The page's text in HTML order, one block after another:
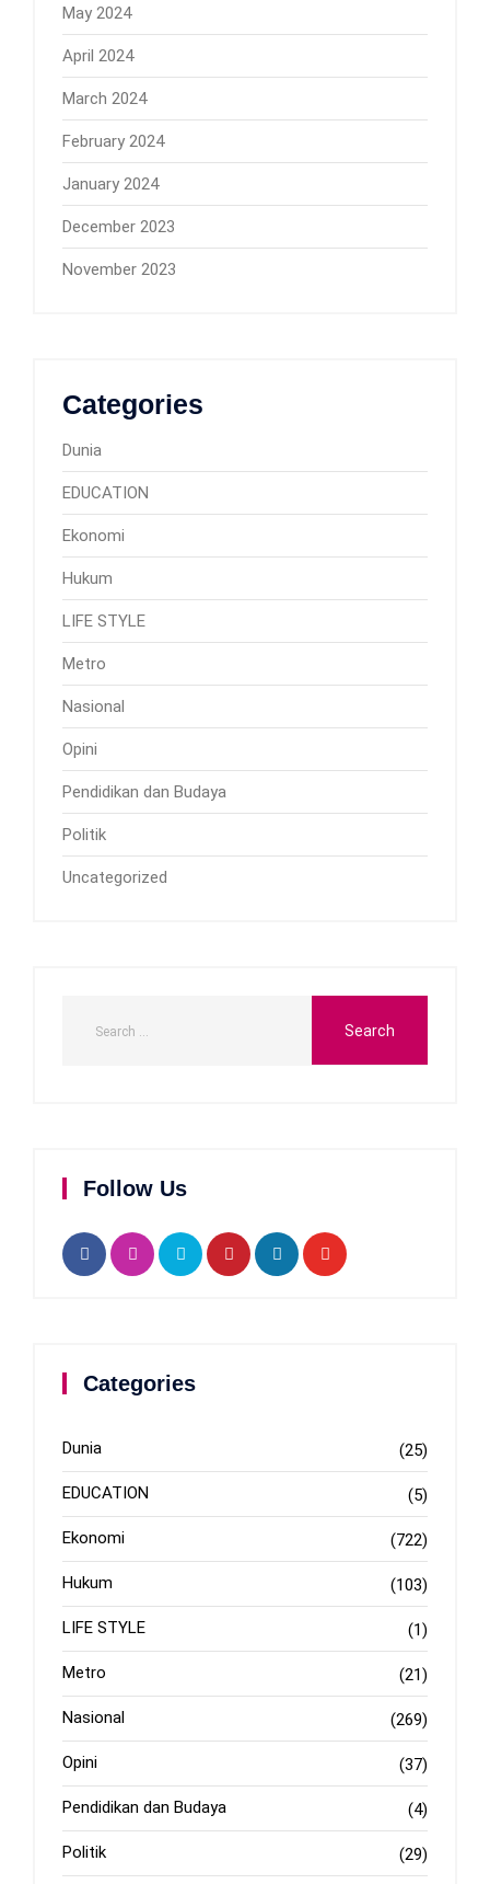
May 2024
April 2024
March 2024
February 2024
January 2024
December 2023
November 2023
Categories
Dunia
EDUCATION
Ekonomi
Hukum
LIFE STYLE
Metro
Nasional
Opini
Pendidikan dan Budaya
Politik
Uncategorized
Follow Us
Categories
Dunia (25)
EDUCATION (5)
Ekonomi (722)
Hukum (103)
LIFE STYLE (1)
Metro (21)
Nasional (269)
Opini (37)
Pendidikan dan Budaya (4)
Politik (29)